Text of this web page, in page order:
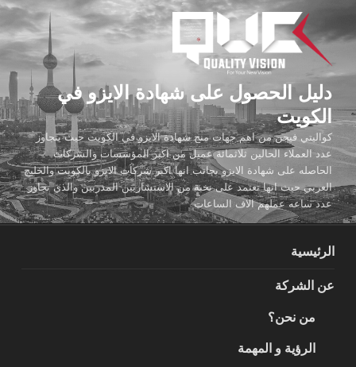
المحتوى
دليل الحصول على شهادة الايزو في
الكويت
كواليتي فيجن من اهم جهات منح شهادة الايزو في الكويت حيث يتجاوز
عدد العملاء الحالين ثلاثمائة عميل من اكبر المؤسسات والشركات
الحاصله على شهادة الايزو بجانب انها اكبر شركات الايزو بالكويت والخليج
العربي حيث انها تعتمد على نخبة من الاستشاريين المدربين والذي تجاوز
عدد ساعه عملهم الاف الساعات
الرئيسية
عن الشركة
من نحن؟
الرؤية و المهمة